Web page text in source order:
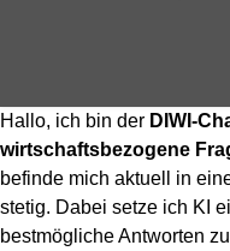
Hallo, ich bin der DIWI-
wirtschaftsbezogene
befinde mich aktuell in
stetig. Dabei setze ich KI
bestmögliche Antworten